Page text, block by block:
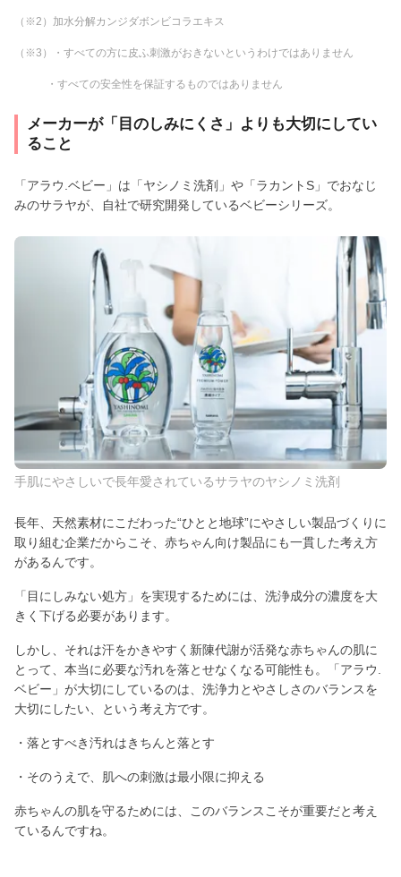
（※2）加水分解カンジダボンビコラエキス
（※3）・すべての方に皮ふ刺激がおきないというわけではありません
・すべての安全性を保証するものではありません
メーカーが「目のしみにくさ」よりも大切にしてい
ること
「アラウ.ベビー」は「ヤシノミ洗剤」や「ラカントS」でおなじ
みのサラヤが、自社で研究開発しているベビーシリーズ。
手肌にやさしいで長年愛されているサラヤのヤシノミ洗剤
長年、天然素材にこだわった“ひとと地球”にやさしい製品づくりに
取り組む企業だからこそ、赤ちゃん向け製品にも一貫した考え方
があるんです。
「目にしみない処方」を実現するためには、洗浄成分の濃度を大
きく下げる必要があります。
しかし、それは汗をかきやすく新陳代謝が活発な赤ちゃんの肌に
とって、本当に必要な汚れを落とせなくなる可能性も。「アラウ.
ベビー」が大切にしているのは、洗浄力とやさしさのバランスを
大切にしたい、という考え方です。
・落とすべき汚れはきちんと落とす
・そのうえで、肌への刺激は最小限に抑える
赤ちゃんの肌を守るためには、このバランスこそが重要だと考え
ているんですね。